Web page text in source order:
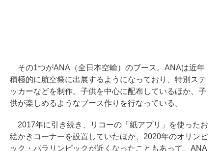
その1つがANA（全日本空輸）のブース。ANAは近年
積極的に航空祭に出展するようになっており、特別ステ
ッカーなどを制作。子供を中心に配布しているほか、子
供が楽しめるようなブース作りを行なっている。
2017年に引き続き、リコーの「紙アプリ」を使ったお
絵かきコーナーを設置していたほか、2020年のオリンピ
ック・パラリンピックが近くなったこともあって、ANA